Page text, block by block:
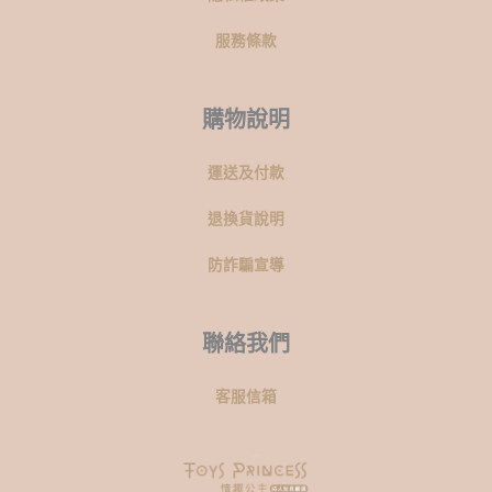
服務條款
購物說明
運送及付款
退換貨說明
防詐騙宣導
聯絡我們
客服信箱